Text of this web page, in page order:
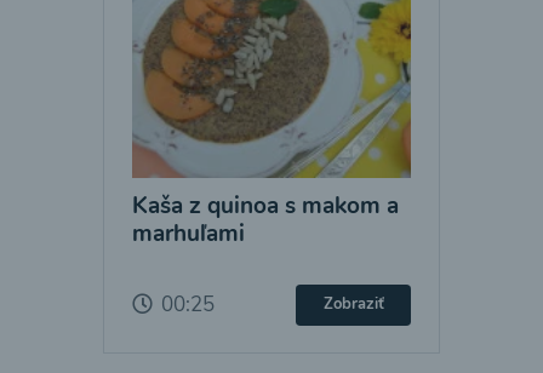
Kaša z quinoa s makom a
marhuľami
00:25 Zobraziť